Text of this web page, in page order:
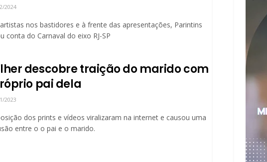
2024
nos bastidores e à frente das apresentações, Parintins
conta do Carnaval do eixo RJ-SP
descobre traição do marido com
pai dela
2023
dos prints e vídeos viralizaram na internet e causou uma
entre o o pai e o marido.